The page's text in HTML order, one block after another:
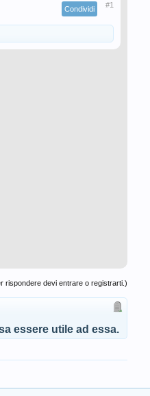
Condividi #1
rispondere devi entrare o registrarti.)
essere utile ad essa.